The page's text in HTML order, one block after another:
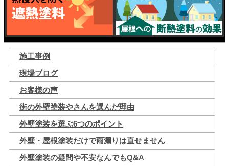
施工事例
現場ブログ
お客様の声
街の外壁塗装やさんを選んだ理由
外壁塗装を選ぶ6つのポイント
外壁・屋根塗装だけで雨漏りは直せません
外壁塗装の疑問や不安なんでもQ&A